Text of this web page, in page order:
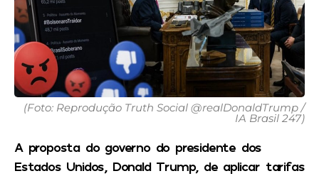
(Foto: Reprodução Truth Social @realDonaldTrump /
IA Brasil 247)
A proposta do governo do presidente dos
Estados Unidos, Donald Trump, de aplicar tarifas